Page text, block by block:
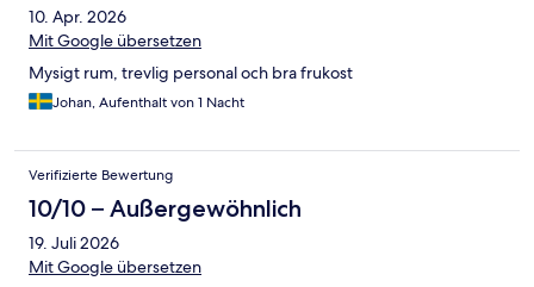
10. Apr. 2026
Mit Google übersetzen
Mysigt rum, trevlig personal och bra frukost
Johan, Aufenthalt von 1 Nacht
Verifizierte Bewertung
10/10 – Außergewöhnlich
19. Juli 2026
Mit Google übersetzen